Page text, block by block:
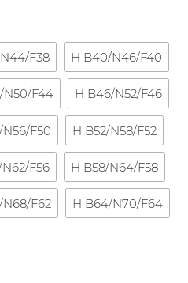
F38 H B40/N46/F40
N50/F44 H B46/N52/F46
F50 H B52/N58/F52
F56 H B58/N64/F58
N68/F62 H B64/N70/F64